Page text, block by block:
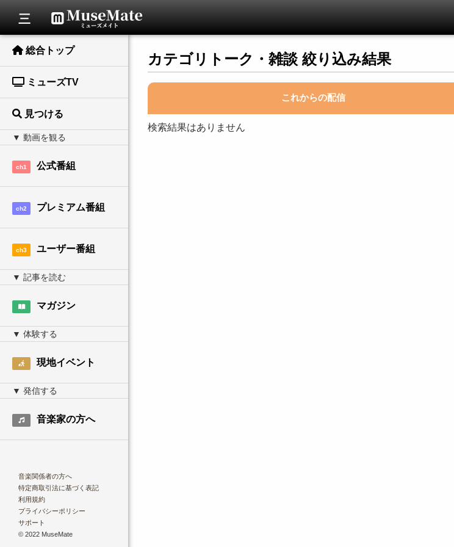
総合トップ
ミューズTV
見つける
ch1 公式番組
ch2 プレミアム番組
ch3 ユーザー番組
マガジン
現地イベント
音楽家の方へ
音楽関係者の方へ
特定商取引法に基づく表記
利用規約
プライバシーポリシー
サポート
© 2022 MuseMate
カテゴリトーク・雑談 絞り込み結果
これからの配信
検索結果はありません